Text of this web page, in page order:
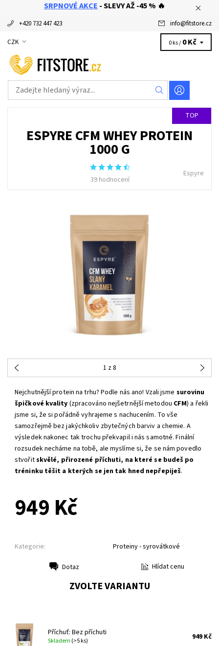
SRPNOVÉ AKCE - SLEVY AŽ -45 % 🔥
+420 732 447 423 info@fitstore.cz
CZK 0 ks / 0 Kč
TOP
ESPYRE CFM WHEY PROTEIN
1000 G
39 hodnocení
Espyre
1 z 8
Nejchutnější protein na trhu? Podle nás ano! Vzali jsme surovinu
špičkové kvality (zpracováno nejšetrnější metodou CFM) a řekli
jsme si, že si pořádně vyhrajeme s nachucením. To vše
samozřejmě bez jakýchkoliv zbytečných barviv a chemie. A
výsledek nakonec tak trochu překvapil i nás samotné. Finální
rozsudek necháme na tobě, ale myslíme si, že se nám povedlo
stvořitskvělé, přirozené příchuti, na které se budeš po
tréninku těšit a kterých se jen tak hned nepřepiješ.
949 Kč
Kategorie: Proteiny - syrovátkové
Dotaz Hlídat cenu
ZVOLTE VARIANTU
Příchuť: Bez příchuti
Skladem (>5 ks) 949 Kč